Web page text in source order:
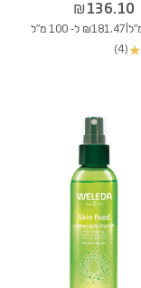
₪136.10
₪181.47 ל- 100 מ"ל
★
(4)